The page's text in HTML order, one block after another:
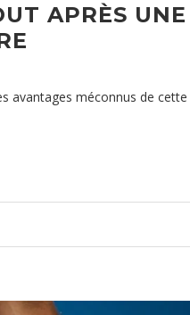
APRÈS UNE
avantages méconnus de cette